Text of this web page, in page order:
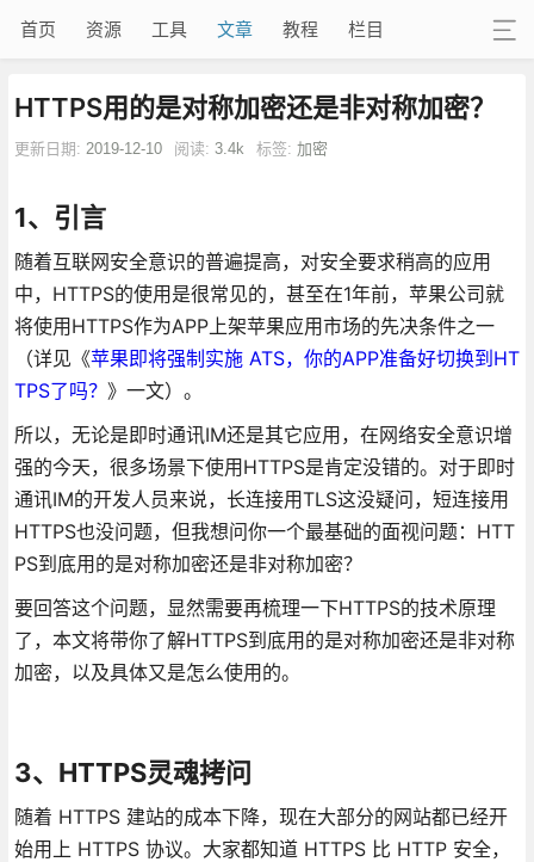
首页 资源 工具 文章 教程 栏目
HTTPS用的是对称加密还是非对称加密？
更新日期: 2019-12-10 阅读: 3.4k 标签: 加密
1、引言
随着互联网安全意识的普遍提高，对安全要求稍高的应用
中，HTTPS的使用是很常见的，甚至在1年前，苹果公司就
将使用HTTPS作为APP上架苹果应用市场的先决条件之一
（详见《苹果即将强制实施 ATS，你的APP准备好切换到HT
TPS了吗？ 》一文）。
所以，无论是即时通讯IM还是其它应用，在网络安全意识增
强的今天，很多场景下使用HTTPS是肯定没错的。对于即时
通讯IM的开发人员来说，长连接用TLS这没疑问，短连接用
HTTPS也没问题，但我想问你一个最基础的面视问题：HTT
PS到底用的是对称加密还是非对称加密？
要回答这个问题，显然需要再梳理一下HTTPS的技术原理
了，本文将带你了解HTTPS到底用的是对称加密还是非对称
加密，以及具体又是怎么使用的。
3、HTTPS灵魂拷问
随着 HTTPS 建站的成本下降，现在大部分的网站都已经开
始用上 HTTPS 协议。大家都知道 HTTPS 比 HTTP 安全，